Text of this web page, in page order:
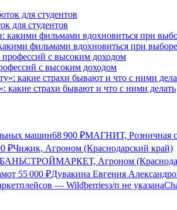
для студентов
фильмами вдохновиться при
с высоким доходом
какие страхи бывают и что с ними делать
машин68 900 ₽МАГНИТ, Розничная
₽Чижик, Агроном (Краснодарский край)
Агроном
от 55 000 ₽Дувакина Евгения
— Wildberriesз/п не указана